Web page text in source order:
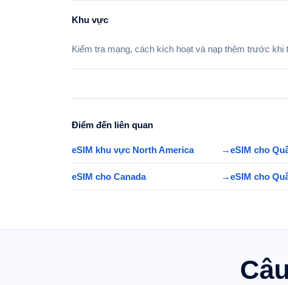
Khu vực
Kiểm tra mạng, cách kích hoạt và nạp thêm trước
Điểm đến liên quan
eSIM khu vực North America →eSIM cho
eSIM cho Canada →eSIM cho